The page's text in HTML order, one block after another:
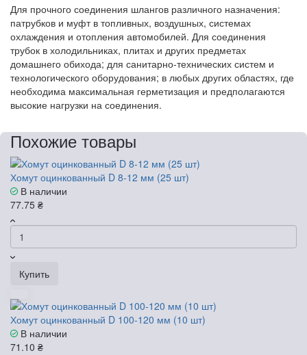
Для прочного соединения шлангов различного назначения:
патрубков и муфт в топливных, воздушных, системах
охлаждения и отопления автомобилей. Для соединения
трубок в холодильниках, плитах и других предметах
домашнего обихода; для санитарно-технических систем и
технологического оборудования; в любых других областях, где
необходима максимальная герметизация и предполагаются
высокие нагрузки на соединения.
Похожие товары
Хомут оцинкованный D 8-12 мм (25 шт)
В наличии
77.75 ₴
Купить
Хомут оцинкованный D 100-120 мм (10 шт)
В наличии
71.10 ₴